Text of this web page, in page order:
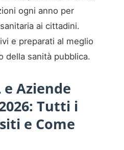
ogni anno per
ai cittadini.
e preparati al meglio
della sanità pubblica.
e Aziende
Tutti i
e Come